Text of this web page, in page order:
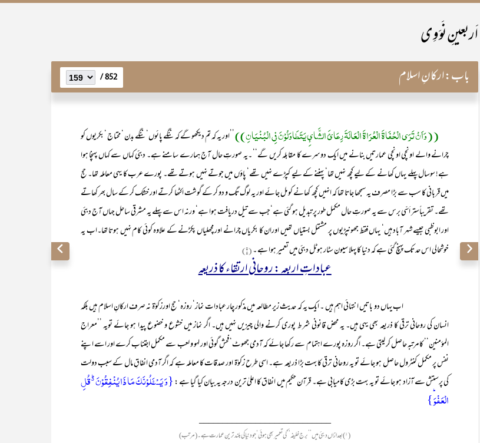
اَربعینِ نَوَوِی
باب:ارکانِ اسلام 852 /
((وَاَنْ تَرَی الْحُفَاۃَ الْعُرَاۃَ الْعَالَۃَ رِعَائَ الشَّائِ یَتَطَاوَلُوْنَ فِی الْبُنْیَانِ)) ’’اور یہ کہ تم دیکھو گے کہ ننگے پائوں‘ ننگے بدن ‘ محتاج ‘ بکریوں کو
چرانے والے اونچی اونچی عمارتیں بنانے میں ایک دوسرے کا مقابلہ کریں گے‘‘ ۔یہ صورتِ حال آج ہمارے سامنے ہے۔ دبئی کہاں سے کہاں پہنچا ہوا
ہے! سوسال پہلے یہاں کھانے کے لیے کچھ نہیں تھا‘ پہننے کے لیے کپڑے نہیں تھے‘ پاؤں میں جوتے نہیں ہوتے تھے۔ پورے عرب کا یہی معاملہ تھا۔ حج
میں قربانی کا سب سے بڑا مصرف یہ سمجھا جاتا تھا کہ انہیں کچھ کھانے کو مل جائے اور یہ لوگ تگ و دو کر کے گوشت اکٹھا کرتے اور خشک کر کے سال بھر کھاتے
تھے۔ تقریباًستر اَسّی برس سے یہ صورتِ حال مکمل طور پر تبدیل ہو گئی ہے‘جب سے تیل دریافت ہوا ہے‘ ورنہ اس سے پہلے یہ مشرقی ساحل جہاں آج دبئی
اور ابوظبی جیسے شہر آباد ہیں‘ یہاں فقط جھونپڑیوں پر مشتمل بستیاں تھیں اوران کا بکریاں چرانے اور مچھلیاں پکڑنے کے علاوہ کوئی کام نہیں ہوتا تھا۔اب یہ
خوشحالی اس حد تک پہنچ گئی ہے کہ دنیا کا پہلا سیون سٹار ہوٹل دبئی میں تعمیر ہوا ہے ۔(۱)
عباداتِ اربعہ : روحانی ارتقاء کا ذریعہ
اب یہاں دو باتیں انتہائی اہم ہیں ۔ ایک یہ کہ حدیث زیر مطالعہ میں مذکور چار عبادات نماز‘ روزہ‘ حج اورزکوٰۃ نہ صرف ارکانِ اسلام ہیں بلکہ
انسان کی روحانی ترقی کا ذریعہ بھی یہی ہیں۔ یہ محض قانونی شرط پوری کرنے والی چیزیں نہیں ہیں۔ اگر نماز میں خشوع و خضوع پیدا ہو جائے تویہ ’’معراج
المؤمنین‘‘ کا مرتبہ حاصل کر لیتی ہے۔ اگر روزہ پورے اہتمام سے رکھا جائے کہ آدمی جھوٹ‘ فحش گوئی اور لہو و لعب سے مکمل اجتناب کرے اور اسے اپنے
نفس پر مکمل کنٹرول حاصل ہو جائے تو یہ روحانی ترقی کا بہت بڑا ذریعہ ہے۔ اسی طرح زکوٰۃ اور صدقات کا معاملہ ہے کہ اگر آدمی انفاقِ مال کے سبب دولت
کی پرستش سے آزاد ہو جائے تو یہ بہت بڑی کامیابی ہے۔ قرآن حکیم میں انفاق کا اعلیٰ ترین درجہ یہ بیان کیا گیا ہے :{وَ یَسۡـَٔلُوۡنَکَ مَا ذَا یُنۡفِقُوۡنَ ۬ؕ قُلِ
الۡعَفۡوَؕ }
____________________________
(۱) بعد ازاں دبئی میں ’’برج خلیفہ‘‘ کی تعمیر بھی ہوئی‘ جو دنیا کی بلندترین عمارت ہے۔ (مرتب)